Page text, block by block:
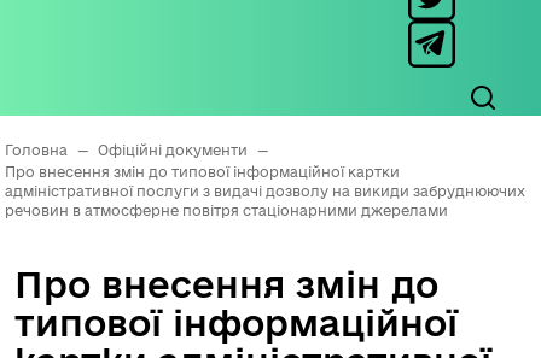
Головна — Офіційні документи
—
Про внесення змін до типової інформаційної картки
адміністративної послуги з видачі дозволу на викиди забруднюючих
речовин в атмосферне повітря стаціонарними джерелами
Про внесення змін до
типової інформаційної